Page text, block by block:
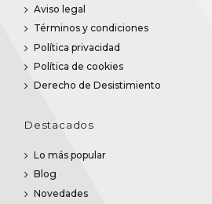
Aviso legal
Términos y condiciones
Política privacidad
Política de cookies
Derecho de Desistimiento
Destacados
Lo más popular
Blog
Novedades